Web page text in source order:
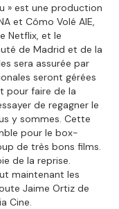
» est une production
et Cómo Volé AIE,
Netflix, et le
de Madrid et de la
sera assurée par
seront gérées
pour faire de la
de regagner le
y sommes. Cette
pour le box-
de très bons films.
de la reprise.
maintenant les
Jaime Ortiz de
Cine.